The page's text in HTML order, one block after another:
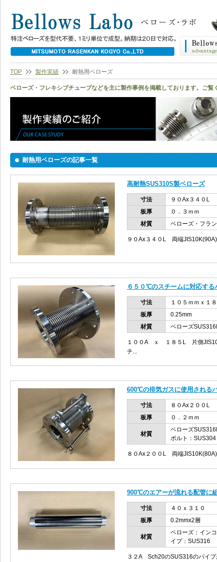
TOP 製作実績 耐熱用ベローズ
ベローズ・フレキシブチューブなどを主に製作事例を掲載しております。ご覧
耐熱用ベローズの記事一覧
高耐熱SUS310S製ベローズ
寸法
９０Ax３４０L
板厚
０．３ｍｍ
材質
ベローズ・フラ
９０Ax３４０L 両端
６５０℃のスチームに対応する
寸法
１０５ｍｍｘ１
板厚
0.25mm
材質
ベローズ
１００A ｘ １８５L 片側
チ...
600℃の排気ガスに使用される
寸法
８０Ax２００L
板厚
０．２ｍｍ
材質
ベローズ
ボルト：SUS304
８０Ax２００L 両端
900℃のエアーが流れる配管に
寸法
４０ｘ３１０
板厚
0.2mmx2層
材質
ベローズ：イン
イプ：SUS316
３２A Sch20のSUS316のパイ